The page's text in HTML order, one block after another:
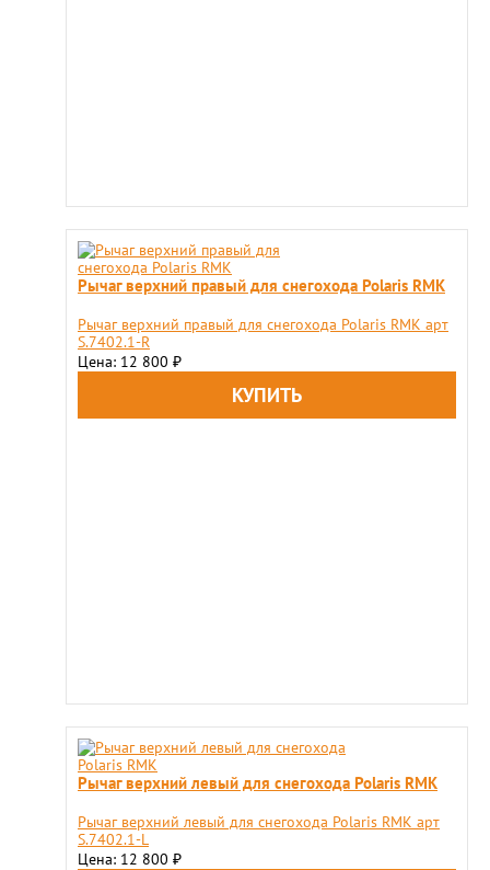
Рычаг верхний правый для снегохода Polaris RMK
Рычаг верхний правый для снегохода Polaris RMK арт
S.7402.1-R
Цена: 12 800 ₽
Рычаг верхний левый для снегохода Polaris RMK
Рычаг верхний левый для снегохода Polaris RMK арт
S.7402.1-L
Цена: 12 800 ₽